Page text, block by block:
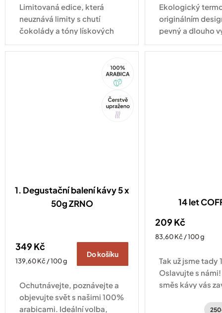
Limitovaná edice, která
neuznává limity s chutí
čokolády a tóny lískových
oříšků.
Ekologický
originálním
pevný a dlouho
pro každodenní
Tip
Arabica
1. Degustační balení kávy 5 x
50g ZRNO
349 Kč
Měrná
139,60 Kč / 100 g
Do košíku
Ochutnávejte, poznávejte a
objevujte svět s našimi 100%
arabicami. Ideální volba,
14 let
209 Kč
Měrná
83,60 Kč / 100 g
Tak už jsme tady
Oslavujte s
směs kávy vás
Hondurasu a